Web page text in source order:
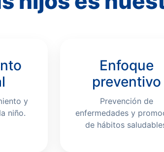
y
niño.
Enfoque
preventivo
Prevención de
enfermedades y
de hábitos